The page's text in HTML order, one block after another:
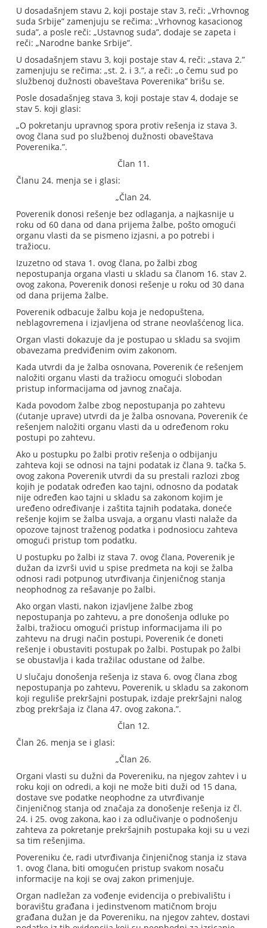
U dosadašnjem stavu 2, koji postaje stav 3, reči: „Vrhovnog
suda Srbije” zamenjuju se rečima: „Vrhovnog kasacionog
suda”, a posle reči: „Ustavnog suda”, dodaje se zapeta i
reči: „Narodne banke Srbije”.
U dosadašnjem stavu 3, koji postaje stav 4, reči: „stava 2.”
zamenjuju se rečima: „st. 2. i 3.”, a reči: „o čemu sud po
službenoj dužnosti obaveštava Poverenika” brišu se.
Posle dosadašnjeg stava 3, koji postaje stav 4, dodaje se
stav 5. koji glasi:
„O pokretanju upravnog spora protiv rešenja iz stava 3.
ovog člana sud po službenoj dužnosti obaveštava
Poverenika.”.
Član 11.
Članu 24. menja se i glasi:
„Član 24.
Poverenik donosi rešenje bez odlaganja, a najkasnije u
roku od 60 dana od dana prijema žalbe, pošto omogući
organu vlasti da se pismeno izjasni, a po potrebi i
tražiocu.
Izuzetno od stava 1. ovog člana, po žalbi zbog
nepostupanja organa vlasti u skladu sa članom 16. stav 2.
ovog zakona, Poverenik donosi rešenje u roku od 30 dana
od dana prijema žalbe.
Poverenik odbacuje žalbu koja je nedopuštena,
neblagovremena i izjavljena od strane neovlašćenog lica.
Organ vlasti dokazuje da je postupao u skladu sa svojim
obavezama predviđenim ovim zakonom.
Kada utvrdi da je žalba osnovana, Poverenik će rešenjem
naložiti organu vlasti da tražiocu omogući slobodan
pristup informacijama od javnog značaja.
Kada povodom žalbe zbog nepostupanja po zahtevu
(ćutanje uprave) utvrdi da je žalba osnovana, Poverenik će
rešenjem naložiti organu vlasti da u određenom roku
postupi po zahtevu.
Ako u postupku po žalbi protiv rešenja o odbijanju
zahteva koji se odnosi na tajni podatak iz člana 9. tačka 5.
ovog zakona Poverenik utvrdi da su prestali razlozi zbog
kojih je podatak određen kao tajni, odnosno da podatak
nije određen kao tajni u skladu sa zakonom kojim je
uređeno određivanje i zaštita tajnih podataka, doneće
rešenje kojim se žalba usvaja, a organu vlasti nalaže da
opozove tajnost traženog podatka i podnosiocu zahteva
omogući pristup tom podatku.
U postupku po žalbi iz stava 7. ovog člana, Poverenik je
dužan da izvrši uvid u spise predmeta na koji se žalba
odnosi radi potpunog utvrđivanja činjeničnog stanja
neophodnog za rešavanje po žalbi.
Ako organ vlasti, nakon izjavljene žalbe zbog
nepostupanja po zahtevu, a pre donošenja odluke po
žalbi, tražiocu omogući pristup informacijama ili po
zahtevu na drugi način postupi, Poverenik će doneti
rešenje i obustaviti postupak po žalbi. Postupak po žalbi
se obustavlja i kada tražilac odustane od žalbe.
U slučaju donošenja rešenja iz stava 6. ovog člana zbog
nepostupanja po zahtevu, Poverenik, u skladu sa zakonom
koji reguliše prekršajni postupak, izdaje prekršajni nalog
zbog prekršaja iz člana 47. ovog zakona.”.
Član 12.
Član 26. menja se i glasi:
„Član 26.
Organi vlasti su dužni da Povereniku, na njegov zahtev i u
roku koji on odredi, a koji ne može biti duži od 15 dana,
dostave sve podatke neophodne za utvrđivanje
činjeničnog stanja od značaja za donošenje rešenja iz čl.
24. i 25. ovog zakona, kao i za odlučivanje o podnošenju
zahteva za pokretanje prekršajnih postupaka koji su u vezi
sa tim rešenjima.
Povereniku će, radi utvrđivanja činjeničnog stanja iz stava
1. ovog člana, biti omogućen pristup svakom nosaču
informacije na koji se ovaj zakon primenjuje.
Organ nadležan za vođenje evidencija o prebivalištu i
boravištu građana i jedinstvenom matičnom broju
građana dužan je da Povereniku, na njegov zahtev, dostavi